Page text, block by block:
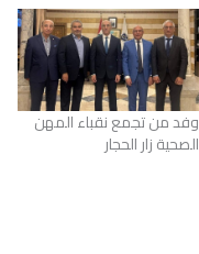
وفد من تجمع نقباء المهن
الصحية زار الحجار